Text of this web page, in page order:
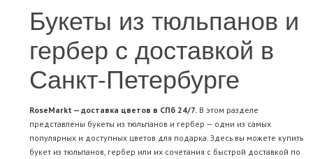
Букеты из тюльпанов и
гербер с доставкой в
Санкт-Петербурге
RoseMarkt — доставка цветов в СПб 24/7. В этом разделе
представлены букеты из тюльпанов и гербер — одни из самых
популярных и доступных цветов для подарка. Здесь вы можете купить
букет из тюльпанов, гербер или их сочетания с быстрой доставкой по